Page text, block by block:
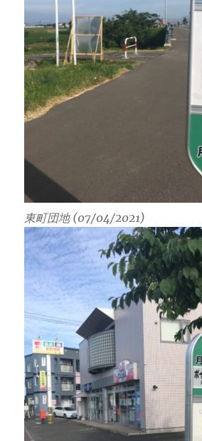
東町団地 (07/04/2021)